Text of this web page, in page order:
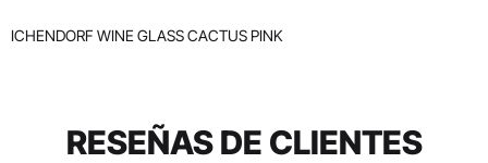
ICHENDORF WINE GLASS CACTUS PINK
RESEÑAS DE CLIENTES